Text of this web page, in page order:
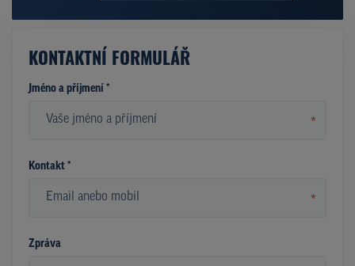
KONTAKTNÍ FORMULÁŘ
Jméno a příjmení *
*
Kontakt *
*
Zpráva